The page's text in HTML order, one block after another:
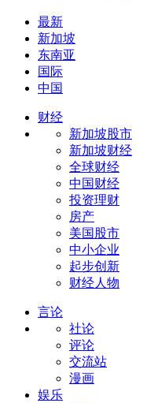
最新
新加坡
东南亚
国际
中国
财经
新加坡股市
新加坡财经
全球财经
中国财经
投资理财
房产
美国股市
中小企业
起步创新
财经人物
言论
社论
评论
交流站
漫画
娱乐